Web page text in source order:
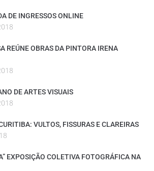
DE INGRESSOS ONLINE
REÚNE OBRAS DA PINTORA IRENA
DE ARTES VISUAIS
VULTOS, FISSURAS E CLAREIRAS
EXPOSIÇÃO COLETIVA FOTOGRÁFICA NA